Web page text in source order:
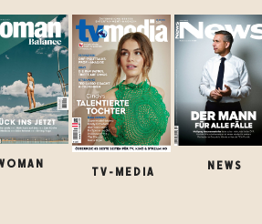
TV-MEDIA
NEWS